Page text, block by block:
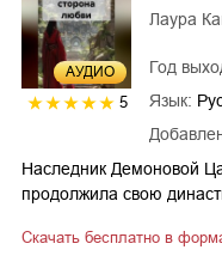
AУДИО
5
Лаура
Год
Язык:
Наследник Демоновой
продолжила свою
Скачать бесплатно в